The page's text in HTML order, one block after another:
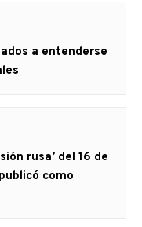
a entenderse
rusa’ del 16 de
como